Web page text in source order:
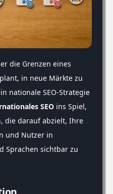
die Grenzen eines
in neue Märkte zu
nationale SEO-Strategie
SEO ins Spiel,
die darauf abzielt, Ihre
und Nutzer in
Sprachen sichtbar zu